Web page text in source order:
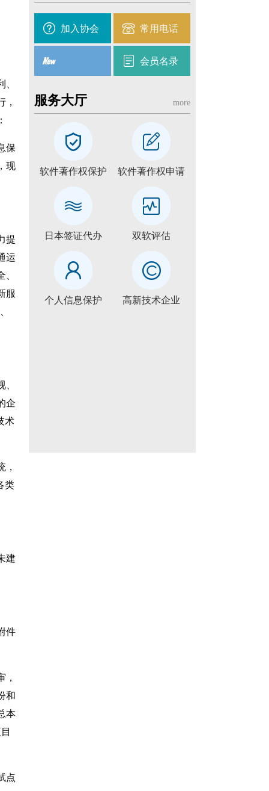
，
保
现
提
运
服
企
术
，
类
建
件
，
和
本
点
加入协会 常用电话
会员名录
服务大厅 more
软件著作权保护 软件著作权申请
日本签证代办 双软评估
个人信息保护 高新技术企业